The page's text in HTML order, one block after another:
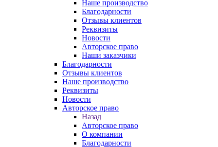
Наше производство
Благодарности
Отзывы клиентов
Реквизиты
Новости
Авторское право
Наши заказчики
Благодарности
Отзывы клиентов
Наше производство
Реквизиты
Новости
Авторское право
Назад
Авторское право
О компании
Благодарности